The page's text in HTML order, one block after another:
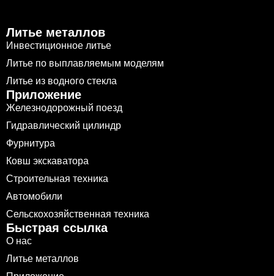
Литье металлов
Инвестиционное литье
Литье по выплавляемым моделям
Литье из водного стекла
Приложение
Железнодорожный поезд
Гидравлический цилиндр
Фурнитура
Ковш экскаватора
Строительная техника
Автомобили
Сельскохозяйственная техника
Быстрая ссылка
О нас
Литье металлов